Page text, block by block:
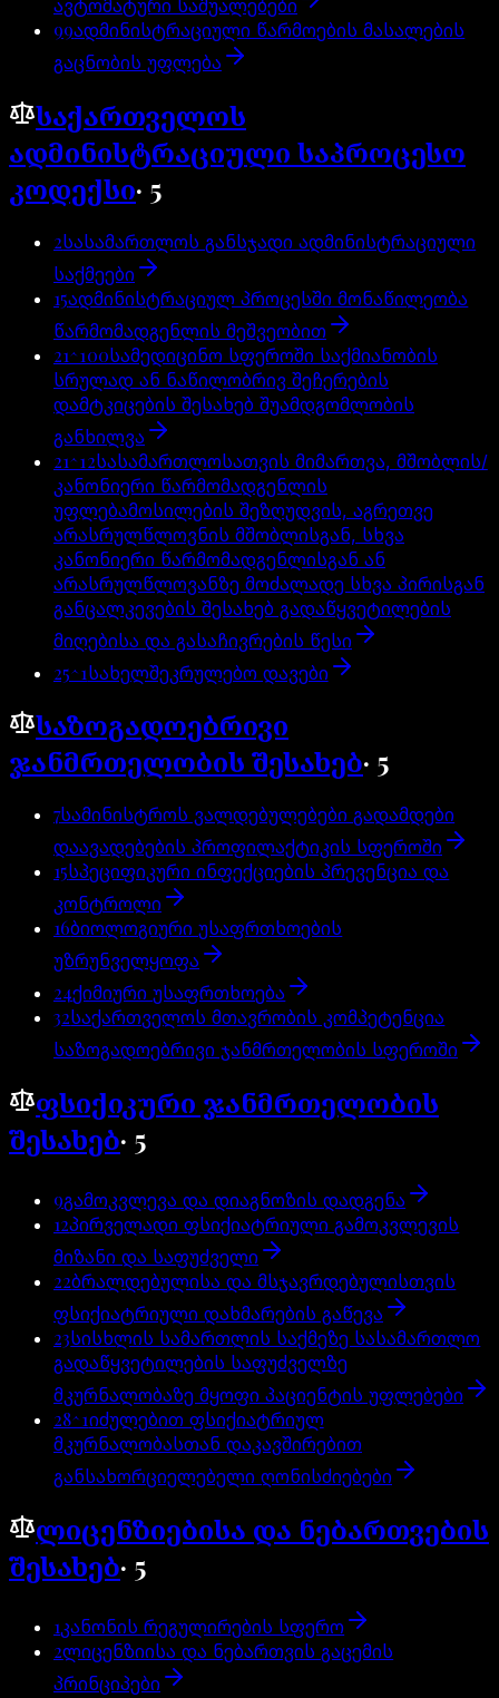
ავტომატური საშუალებები
99ადმინისტრაციული წარმოების მასალების
გაცნობის უფლება
საქართველოს
ადმინისტრაციული საპროცესო
კოდექსი· 5
2სასამართლოს განსჯადი ადმინისტრაციული
საქმეები
15ადმინისტრაციულ პროცესში მონაწილეობა
წარმომადგენლის მეშვეობით
21^100სამედიცინო სფეროში საქმიანობის
სრულად ან ნაწილობრივ შეჩერების
დამტკიცების შესახებ შუამდგომლობის
განხილვა
21^12სასამართლოსათვის მიმართვა, მშობლის/
კანონიერი წარმომადგენლის
უფლებამოსილების შეზღუდვის, აგრეთვე
არასრულწლოვნის მშობლისგან, სხვა
კანონიერი წარმომადგენლისგან ან
არასრულწლოვანზე მოძალადე სხვა პირისგან
განცალკევების შესახებ გადაწყვეტილების
მიღებისა და გასაჩივრების წესი
25^1სახელშეკრულებო დავები
საზოგადოებრივი
ჯანმრთელობის შესახებ· 5
7სამინისტროს ვალდებულებები გადამდები
დაავადებების პროფილაქტიკის სფეროში
15სპეციფიკური ინფექციების პრევენცია და
კონტროლი
16ბიოლოგიური უსაფრთხოების
უზრუნველყოფა
24ქიმიური უსაფრთხოება
32საქართველოს მთავრობის კომპეტენცია
საზოგადოებრივი ჯანმრთელობის სფეროში
ფსიქიკური ჯანმრთელობის
შესახებ· 5
9გამოკვლევა და დიაგნოზის დადგენა
12პირველადი ფსიქიატრიული გამოკვლევის
მიზანი და საფუძველი
22ბრალდებულისა და მსჯავრდებულისთვის
ფსიქიატრიული დახმარების გაწევა
23სისხლის სამართლის საქმეზე სასამართლო
გადაწყვეტილების საფუძველზე
მკურნალობაზე მყოფი პაციენტის უფლებები
28^1იძულებით ფსიქიატრიულ
მკურნალობასთან დაკავშირებით
განსახორციელებელი ღონისძიებები
ლიცენზიებისა და ნებართვების
შესახებ· 5
1კანონის რეგულირების სფერო
2ლიცენზიისა და ნებართვის გაცემის
პრინციპები